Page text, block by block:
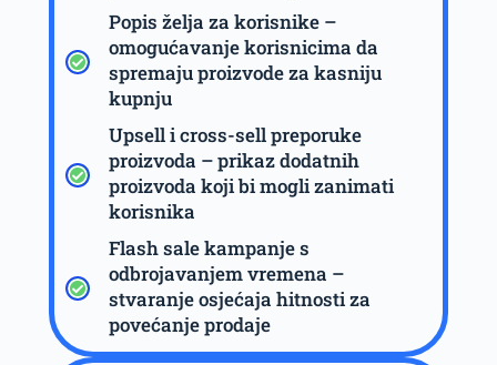
Popis želja za korisnike –
omogućavanje korisnicima da
spremaju proizvode za kasniju
kupnju
Upsell i cross-sell preporuke
proizvoda – prikaz dodatnih
proizvoda koji bi mogli zanimati
korisnika
Flash sale kampanje s
odbrojavanjem vremena –
stvaranje osjećaja hitnosti za
povećanje prodaje